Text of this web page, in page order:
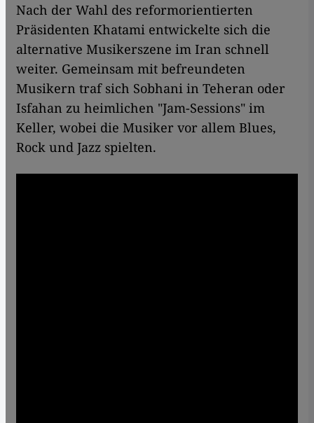
Nach der Wahl des reformorientierten
Präsidenten Khatami entwickelte sich die
alternative Musikerszene im Iran schnell
weiter. Gemeinsam mit befreundeten
Musikern traf sich Sobhani in Teheran oder
Isfahan zu heimlichen "Jam-Sessions" im
Keller, wobei die Musiker vor allem Blues,
Rock und Jazz spielten. ​